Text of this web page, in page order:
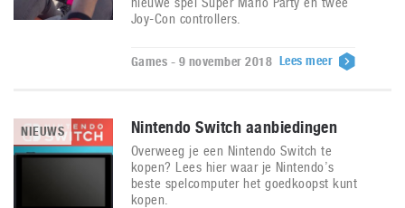
Joy-Con controllers.
Games - 9 november 2018 Lees meer
NIEUWS Nintendo Switch aanbiedingen
Overweeg je een Nintendo Switch te
kopen? Lees hier waar je Nintendo’s
beste spelcomputer het goedkoopst kunt
kopen.